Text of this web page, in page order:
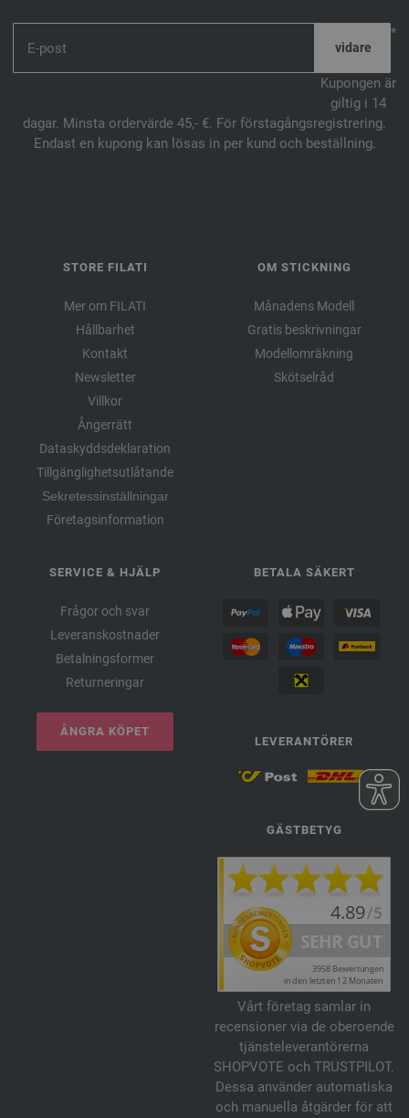
*
Kupongen är
giltig i 14
dagar. Minsta ordervärde 45,- €. För förstagångsregistrering.
Endast en kupong kan lösas in per kund och beställning.
STORE FILATI
Mer om FILATI
Hållbarhet
Kontakt
Newsletter
Villkor
Ångerrätt
Dataskyddsdeklaration
Tillgänglighetsutlåtande
Sekretessinställningar
Företagsinformation
OM STICKNING
Månadens Modell
Gratis beskrivningar
Modellomräkning
Skötselråd
SERVICE & HJÄLP
Frågor och svar
Leveranskostnader
Betalningsformer
Returneringar
ÅNGRA KÖPET
BETALA SÄKERT
LEVERANTÖRER
GÄSTBETYG
Vårt företag samlar in
recensioner via de oberoende
tjänsteleverantörerna
SHOPVOTE och TRUSTPILOT.
Dessa använder automatiska
och manuella åtgärder för att